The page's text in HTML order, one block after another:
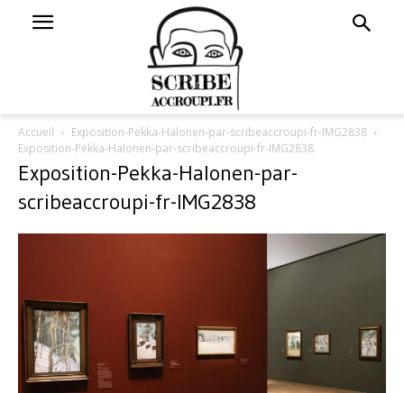
Accueil
Exposition-Pekka-Halonen-par-scribeaccroupi-fr-IMG2838
Exposition-Pekka-Halonen-par-scribeaccroupi-fr-IMG2838
Exposition-Pekka-Halonen-par-
scribeaccroupi-fr-IMG2838